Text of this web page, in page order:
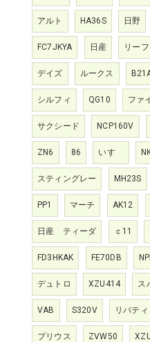
アルト HA36S 日野
FC7JKYA 日産 リーフ
デイズ ルークス
シルフィ QG10 ファ
サクシード NCP160V
ZN6 86 いすゞ
スティングレー MH23S
PP1 マーチ AK12
日産 ティーダ ｃ11
FD3HKAK FE70DB
デュトロ XZU414 ス
VAB S320V リバティ
プリウス ZVW50